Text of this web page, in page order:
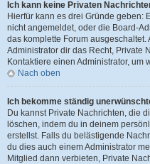
Ich kann keine Privaten
Hierfür kann es drei Gründe geben:
nicht angemeldet, oder die Board-
das komplette Forum
Administrator dir das Recht, Private
Kontaktiere einen Administrator, um
Nach oben
Ich bekomme ständig
Du kannst Private Nachrichten, die
löschen, indem du in deinem
erstellst. Falls du belästigende
du dies auch einem Administrator
Mitglied dann verbieten, Private